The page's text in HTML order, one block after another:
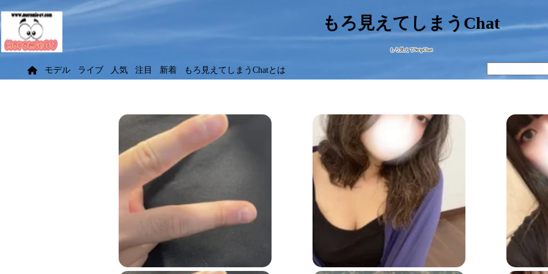
もろ見えてしまうChat
もろ見えてStripChat
モデル ライブ 人気 注目 新着 もろ見えてしまうChatとは